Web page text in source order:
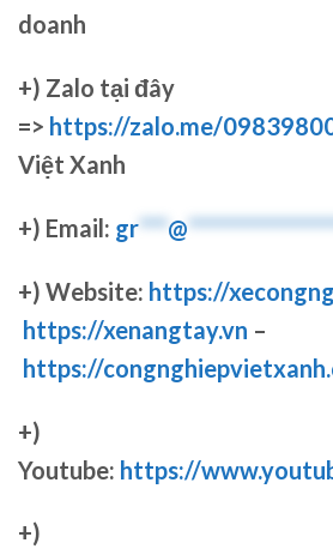
doanh
+) Zalo tại đây
=> https://zalo.me/
Việt Xanh
+) Email: gr***@
+) Website: https://
https://xenangtay.vn –
https://
+)
Youtube: https://
+)